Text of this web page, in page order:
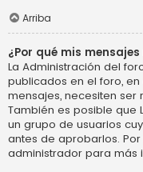
Arriba
¿Por qué mis
La Administración del
publicados en el foro,
mensajes, necesiten
También es posible que
un grupo de usuarios
antes de aprobarlos.
administrador para más